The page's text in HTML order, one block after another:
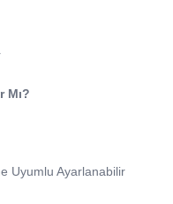
Mı?
Uyumlu Ayarlanabilir